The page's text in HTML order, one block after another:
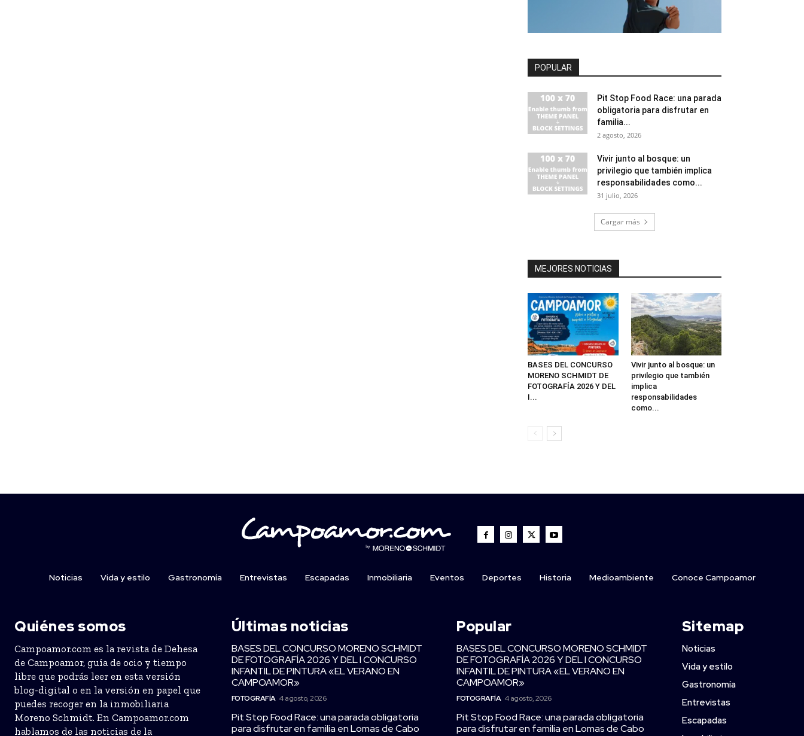
POPULAR
Pit Stop Food Race: una parada
obligatoria para disfrutar en
familia...
2 agosto, 2026
Vivir junto al bosque: un
privilegio que también implica
responsabilidades como...
31 julio, 2026
Cargar más
MEJORES NOTICIAS
BASES DEL CONCURSO
MORENO SCHMIDT DE
FOTOGRAFÍA 2026 Y DEL
I...
Vivir junto al bosque: un
privilegio que también
implica
responsabilidades
como...
Noticias Vida y estilo Gastronomía Entrevistas Escapadas Inmobiliaria Eventos Deportes Historia Medioambiente Conoce Campoamor
Quiénes somos
Campoamor.com es la revista de Dehesa
de Campoamor, guía de ocio y tiempo
libre que podrás leer en esta versión
blog-digital o en la versión en papel que
puedes recoger en la inmobiliaria
Moreno Schmidt. En Campoamor.com
hablamos de las noticias de la
Últimas noticias
BASES DEL CONCURSO MORENO SCHMIDT
DE FOTOGRAFÍA 2026 Y DEL I CONCURSO
INFANTIL DE PINTURA «EL VERANO EN
CAMPOAMOR»
FOTOGRAFÍA 4 agosto, 2026
Pit Stop Food Race: una parada obligatoria
para disfrutar en familia en Lomas de Cabo
Popular
BASES DEL CONCURSO MORENO SCHMIDT
DE FOTOGRAFÍA 2026 Y DEL I CONCURSO
INFANTIL DE PINTURA «EL VERANO EN
CAMPOAMOR»
FOTOGRAFÍA 4 agosto, 2026
Pit Stop Food Race: una parada obligatoria
para disfrutar en familia en Lomas de Cabo
Sitemap
Noticias
Vida y estilo
Gastronomía
Entrevistas
Escapadas